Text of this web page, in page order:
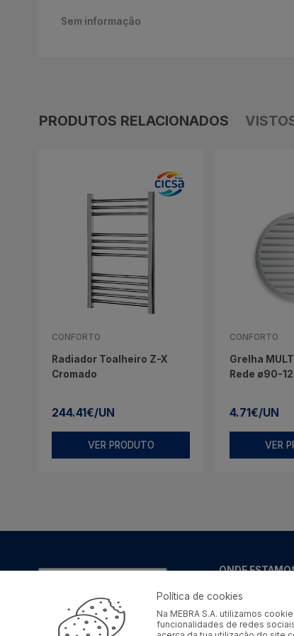
Sem informação
PRODUTOS RELACIONADOS
CONFORTO
Radiador Toalheiro Z-X
Cromado
244.41€/UN
VER PRODUTO
CONFORTO
Grelha
Rede ø90-
4.71€/UN
VER
ONDE
Lugar do
4734-908 -
Política de cookies
Na MEBRA S.A. utilizamos
funcionalidades de redes